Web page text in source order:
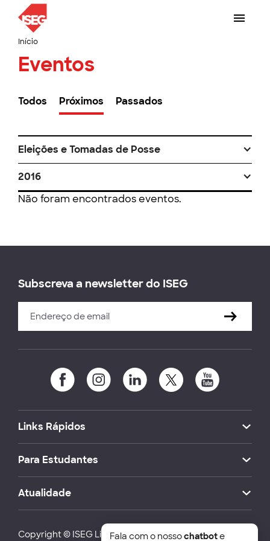
Início
Eventos
Todos Próximos Passados
Eleições e Tomadas de Posse
2016
Não foram encontrados eventos.
Subscreva a newsletter do ISEG
Links Rápidos
Para Estudantes
Atualidade
Copyright © ISEG Lisbon School of Economics and
Fala com o nossochatbote